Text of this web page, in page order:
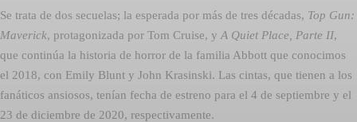
Se trata de dos secuelas; la esperada por más de tres décadas,  Top Gun:
Maverick, protagonizada por Tom Cruise, y  A Quiet Place, Parte II,
que continúa la historia de horror de la familia Abbott que conocimos
el 2018, con Emily Blunt y John Krasinski. Las cintas, que tienen a los
fanáticos ansiosos, tenían fecha de estreno para el 4 de septiembre y el
23 de diciembre de 2020, respectivamente.